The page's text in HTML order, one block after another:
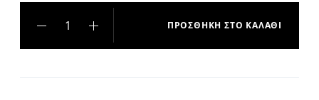
ΠΡΟΣΘΉΚΗ ΣΤΟ ΚΑΛΆΘΙ